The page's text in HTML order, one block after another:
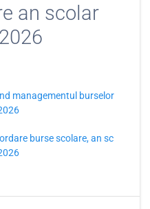
an scolar
managementul burselor
burse scolare, an sc